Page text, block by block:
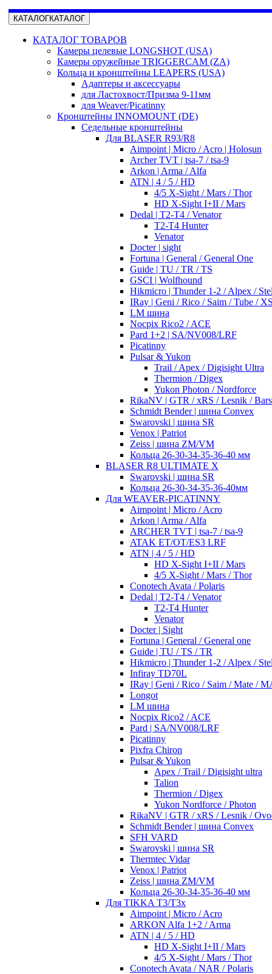
КАТАЛОГКАТАЛОГ
КАТАЛОГ ТОВАРОВ
Камеры целевые LONGSHOT (USA)
Камеры оружейные TRIGGERCAM (ZA)
Кольца и кронштейны LEAPERS (USA)
Адаптеры и аксессуары
для Ластохвост/Призма 9-11мм
для Weaver/Picatinny
Кронштейны INNOMOUNT (DE)
Седельные кронштейны
Для BLASER R93/R8
Aimpoint | Micro / Acro | Holosun
Archer TVT | tsa-7 / tsa-9
Arkon | Arma / Alfa
ATN | 4 / 5 / HD
4/5 X-Sight / Mars / Thor
HD X-Sight I+II / Mars
Dedal | T2-T4 / Venator
T2-T4 Hunter
Venator
Docter | sight
Fortuna | General / General One
Guide | TU / TR / TS
GSCI | Wolfhound
Hikmicro | Thunder 1-2 / Alpex /
IRay | Geni / Rico / Saim / Tube /
LM шина
Nocpix Rico2 / ACE
Pard 1+2 | SA/NV008/LRF
Picatinny
Pulsar & Yukon
Trail / Apex / Digisight Ultra
Thermion / Digex
Yukon Photon / Nordforce
RikaNV | GTR / xRS / Lesnik /
Schmidt Bender | шина Convex
Swarovski | шина SR
Venox | Patriot
Zeiss | шина ZM/VM
Кольца 26-30-34-35-36-40 мм
BLASER R8 ULTIMATE X
Swarovski | шина SR
Кольца 26-30-34-35-36-40мм
Для WEAVER-PICATINNY
Aimpoint | Micro / Acro
Arkon | Arma / Alfa
ARCHER TVT | tsa-7 / tsa-9
ATAK ET/OT/ES3 LRF
ATN | 4 / 5 / HD
HD X-Sight I+II / Mars
4/5 X-Sight / Mars / Thor
Conotech Avata / Polaris
Dedal | T2-T4 / Venator
T2-T4 Hunter
Venator
Docter | Sight
Fortuna | General / General one
Guide | TU / TS / TR
Hikmicro | Thunder 1-2 / Alpex /
Infiray TD70L
IRay | Geni / Rico / Saim / Mate /
Longot
LM шина
Nocpix Rico2 / ACE
Pard | SA/NV008/LRF
Picatinny
Pixfra Chiron
Pulsar & Yukon
Apex / Trail / Digisight ultra
Talion
Thermion / Digex
Yukon Nordforce / Photon
RikaNV | GTR / xRS / Lesnik /
Schmidt Bender | шина Convex
SFH VARD
Swarovski | шина SR
Thermtec Vidar
Venox | Patriot
Zeiss | шина ZM/VM
Кольца 26-30-34-35-36-40 мм
Для TIKKA T3/T3x
Aimpoint | Micro / Acro
ARKON Alfa 1+2 / Arma
ATN | 4 / 5 / HD
HD X-Sight I+II / Mars
4/5 X-Sight / Mars / Thor
Conotech Avata / NAR / Polaris